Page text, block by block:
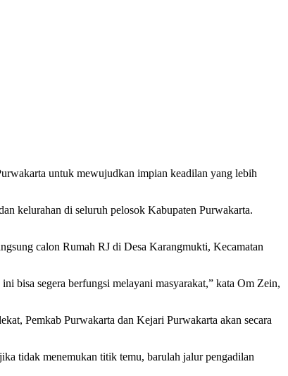
untuk mewujudkan impian keadilan yang lebih
kelurahan di seluruh pelosok Kabupaten Purwakarta.
calon Rumah RJ di Desa Karangmukti, Kecamatan
bisa segera berfungsi melayani masyarakat,” kata Om Zein,
Pemkab Purwakarta dan Kejari Purwakarta akan secara
tidak menemukan titik temu, barulah jalur pengadilan